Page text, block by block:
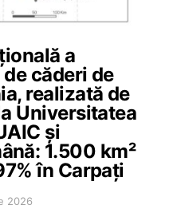
a
căderi de
realizată de
Universitatea
și
1.500 km²
în Carpați
2026